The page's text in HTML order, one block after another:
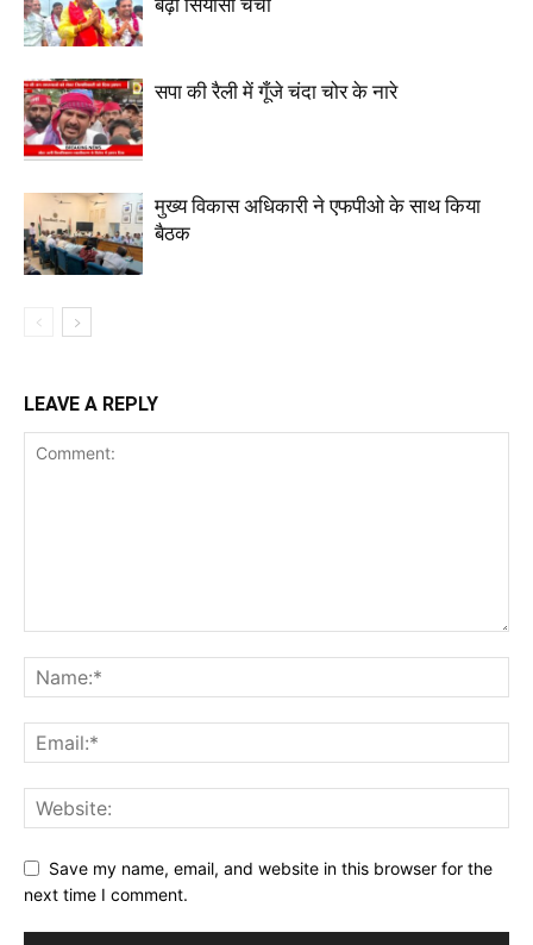
बढ़ी सियासी चर्चा
सपा की रैली में गूँजे चंदा चोर के नारे
मुख्य विकास अधिकारी ने एफपीओ के साथ किया
बैठक
LEAVE A REPLY
Save my name, email, and website in this browser for the
next time I comment.